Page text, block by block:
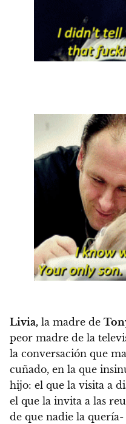
Livia, la madre de
peor madre de la
la conversación que
cuñado, en la que
hijo: el que la visita a
el que la invita a las
de que nadie la